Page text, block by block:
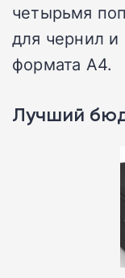
четырьмя
для чернил
формата А4.
Лучший